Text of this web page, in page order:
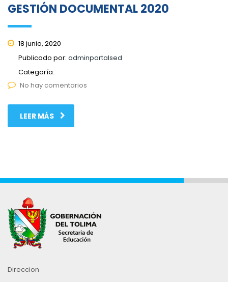
GESTIÓN DOCUMENTAL 2020
18 junio, 2020
Publicado por: adminportalsed
Categoría:
No hay comentarios
LEER MÁS
Direccion